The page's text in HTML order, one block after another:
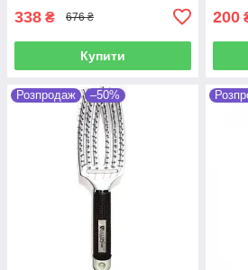
338 ₴ 676 ₴
Купити
200
Розпродаж –50%